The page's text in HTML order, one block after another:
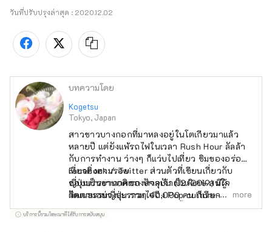
วันที่ปรับปรุงล่าสุด : 2020.12.02
บทความโดย
Kogetsu
Tokyo, Japan
สาวชาวบางกอกที่มาหลงอยู่ในโตเกียวมาแล้ว
หลายปี แต่ยังแพ้รถไฟในเวลา Rush Hour ลัลล้า
กับการทำงาน ว่างๆ ก็แว่บไปเที่ยว ชิมของอร่อย
เที่ยวติ่งตามรอย
ชอบบรรยากาศของศาลเจ้าเป็นพิเศษ สนใจ
วัฒนธรรมญี่ปุ่น รวมไปถึง Pop culture~♥
เจอแมวเป็นไม่ได้ ต้องทักทายเหมียวๆ ใส่ประจำ
มีประสบการณ์แปลมากกว่า 10 ปี (เราจะไม่พูด
Facebook / Twitter ส่วนตัวที่เขียนเกี่ยวกับ
ญี่ปุ่นเป็นงานอดิเรก ปัจจุบัน (12/2019) มีผู้
ติดตามอย่างละราวๆ 40,000 คน ก็เรียกว่าเป็น
บล๊อกเกอร์ตัวจ้อยๆ ได้ ... ล่ะมั้ง?
more
บริการนี้รวมโฆษณาที่ได้รับการสนับสนุน